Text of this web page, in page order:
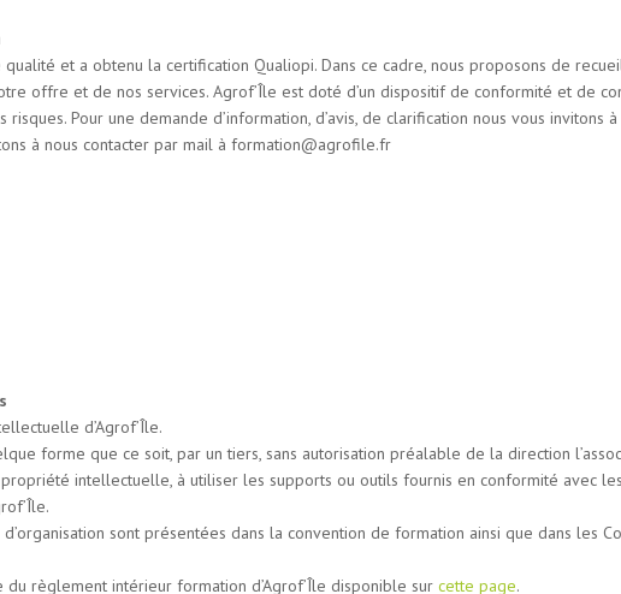
et a obtenu la certification Qualiopi. Dans ce cadre, nous proposons de
offre et de nos services. Agrof’Île est doté d’un dispositif de conformité et de
Pour une demande d’information, d’avis, de clarification nous vous
à nous contacter par mail à formation@agrofile.fr
d’Agrof’Île.
forme que ce soit, par un tiers, sans autorisation préalable de la direction
intellectuelle, à utiliser les supports ou outils fournis en conformité avec
sont présentées dans la convention de formation ainsi que dans les
du règlement intérieur formation d’Agrof’Île disponible sur cette page.